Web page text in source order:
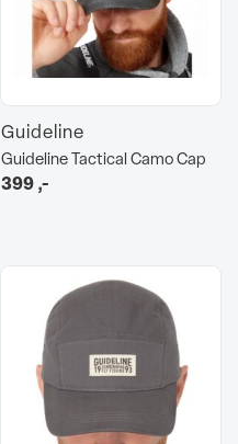
Guideline
Guideline Tactical Camo Cap
399,-